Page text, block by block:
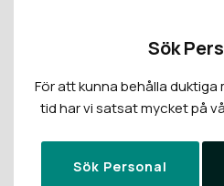
Sök
För att kunna behålla
tid har vi satsat mycket på
Sök Personal